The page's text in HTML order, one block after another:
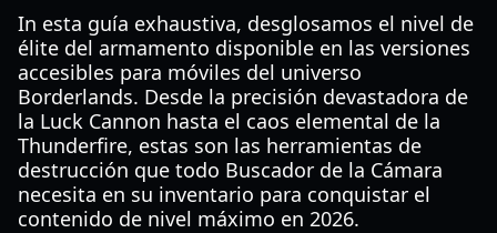
In esta guía exhaustiva, desglosamos el nivel de
élite del armamento disponible en las versiones
accesibles para móviles del universo
Borderlands. Desde la precisión devastadora de
la Luck Cannon hasta el caos elemental de la
Thunderfire, estas son las herramientas de
destrucción que todo Buscador de la Cámara
necesita en su inventario para conquistar el
contenido de nivel máximo en 2026.